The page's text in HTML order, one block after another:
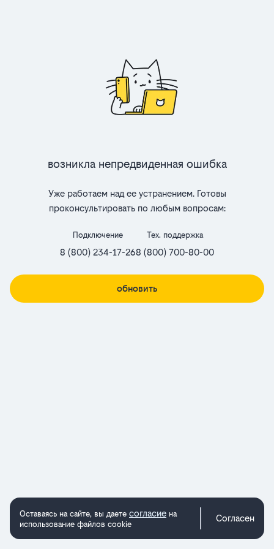
Возникла непредвиденная ошибка
Уже работаем над ее устранением. Готовы
проконсультировать по любым вопросам:
Подключение
8 (800) 234-17-26
Тех. поддержка
8 (800) 700-80-00
обновить
Оставаясь на сайте, вы даете согласие на
использование файлов cookie
Согласен